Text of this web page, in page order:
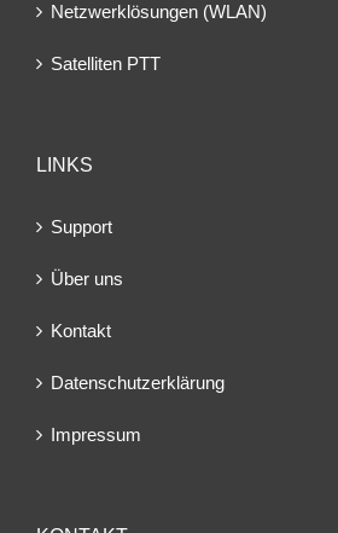
Netzwerklösungen (WLAN)
Satelliten PTT
LINKS
Support
Über uns
Kontakt
Datenschutzerklärung
Impressum